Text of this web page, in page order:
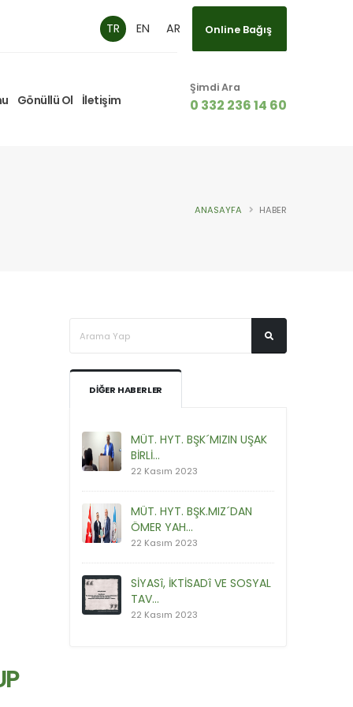
TR EN AR Online Bağış
Gönüllü Ol İletişim
Şimdi Ara
0 332 236 14 60
ANASAYFA HABER
DIĞER HABERLER
MÜT. HYT. BŞK´MIZIN UŞAK
BİRLİ...
22 Kasım 2023
MÜT. HYT. BŞK.MIZ´DAN
ÖMER YAH...
22 Kasım 2023
SİYASî, İKTİSADî VE SOSYAL
TAV...
22 Kasım 2023